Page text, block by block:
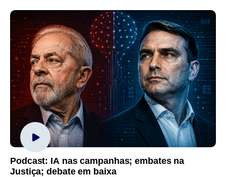
Podcast: IA nas campanhas; embates na
Justiça; debate em baixa